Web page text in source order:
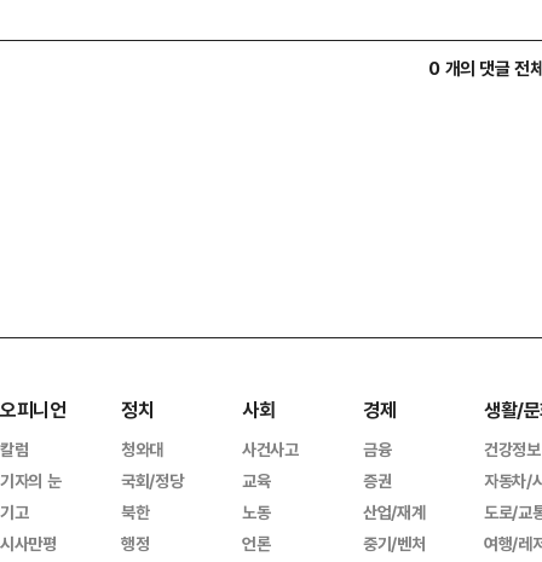
0 개의 댓글 전
오피니언
칼럼
기자의 눈
기고
시사만평
정치
청와대
국회/정당
북한
행정
사회
사건사고
교육
노동
언론
경제
금융
증권
산업/재계
중기/벤처
생활/
건강정보
자동차/
도로/교
여행/레